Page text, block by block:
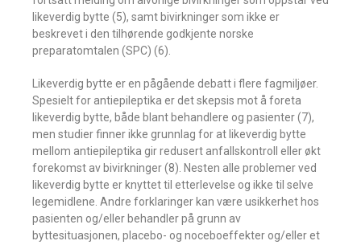
likeverdig bytte (5), samt bivirkninger som ikke er
beskrevet i den tilhørende godkjente norske
preparatomtalen (SPC) (6).
Likeverdig bytte er en pågående debatt i flere fagmiljøer.
Spesielt for antiepileptika er det skepsis mot å foreta
likeverdig bytte, både blant behandlere og pasienter (7),
men studier finner ikke grunnlag for at likeverdig bytte
mellom antiepileptika gir redusert anfallskontroll eller økt
forekomst av bivirkninger (8). Nesten alle problemer ved
likeverdig bytte er knyttet til etterlevelse og ikke til selve
legemidlene. Andre forklaringer kan være usikkerhet hos
pasienten og/eller behandler på grunn av
byttesituasjonen, placebo- og noceboeffekter og/eller et